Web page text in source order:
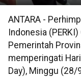
Play
ANTARA -
Indonesia
Pemerintah
memperingati
Day), Minggu